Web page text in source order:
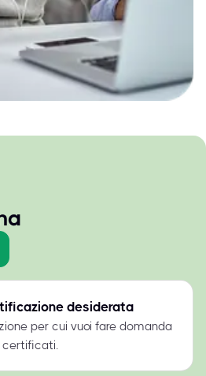
desiderata
per cui vuoi fare domanda
certificati.